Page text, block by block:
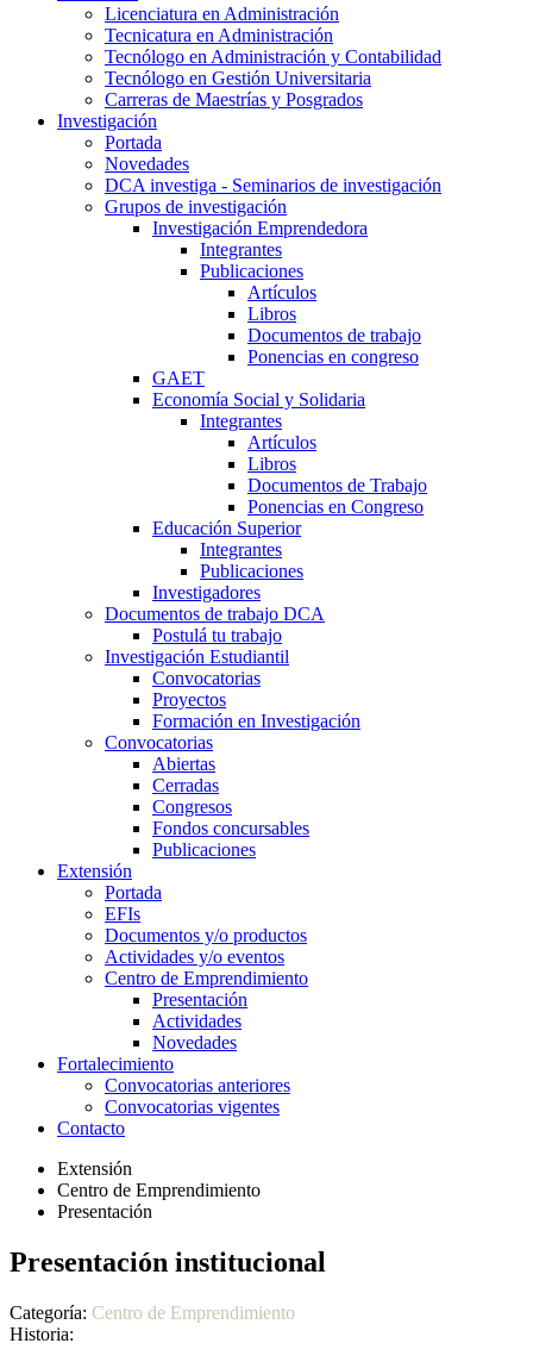
Licenciatura en Administración
Tecnicatura en Administración
Tecnólogo en Administración y Contabilidad
Tecnólogo en Gestión Universitaria
Carreras de Maestrías y Posgrados
Investigación
Portada
Novedades
DCA investiga - Seminarios de investigación
Grupos de investigación
Investigación Emprendedora
Integrantes
Publicaciones
Artículos
Libros
Documentos de trabajo
Ponencias en congreso
GAET
Economía Social y Solidaria
Integrantes
Artículos
Libros
Documentos de Trabajo
Ponencias en Congreso
Educación Superior
Integrantes
Publicaciones
Investigadores
Documentos de trabajo DCA
Postulá tu trabajo
Investigación Estudiantil
Convocatorias
Proyectos
Formación en Investigación
Convocatorias
Abiertas
Cerradas
Congresos
Fondos concursables
Publicaciones
Extensión
Portada
EFIs
Documentos y/o productos
Actividades y/o eventos
Centro de Emprendimiento
Presentación
Actividades
Novedades
Fortalecimiento
Convocatorias anteriores
Convocatorias vigentes
Contacto
Extensión
Centro de Emprendimiento
Presentación
Presentación institucional
Categoría: Centro de Emprendimiento
Historia: